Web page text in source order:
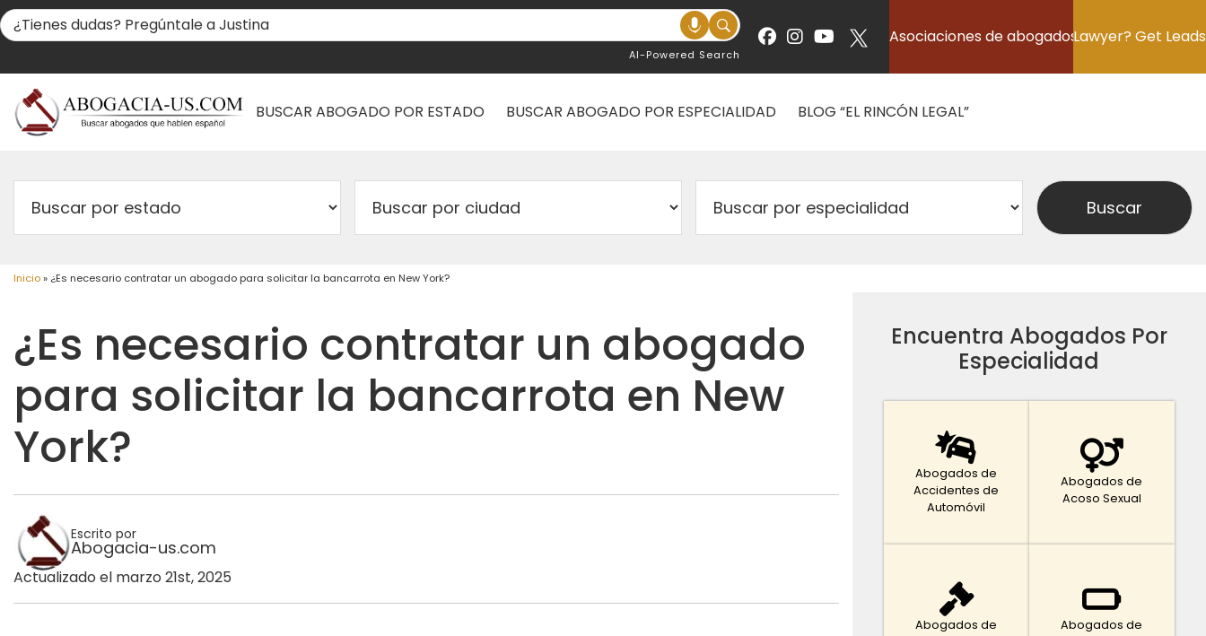
AI-Powered Search
Asociaciones de abogadosLawyer? Get Leads
BUSCAR ABOGADO POR ESTADO BUSCAR ABOGADO POR ESPECIALIDAD BLOG “EL RINCÓN LEGAL”
Inicio» ¿Es necesario contratar un abogado para solicitar la bancarrota en New York?
¿Es necesario contratar un abogado
para solicitar la bancarrota en New
York?
Escrito por
Abogacia-us.com
Actualizado el marzo 21st, 2025
Encuentra Abogados Por
Especialidad
Abogados de
Accidentes de
Automóvil
Abogados de
Acoso Sexual
Abogados de
Abogados de